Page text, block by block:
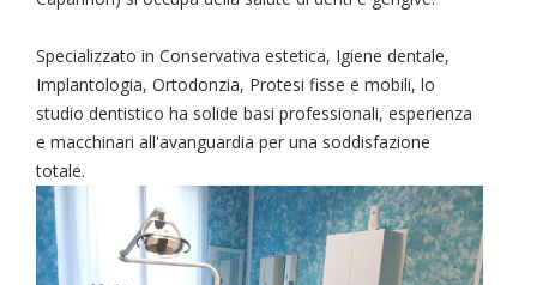
Specializzato in Conservativa estetica, Igiene dentale,
Implantologia, Ortodonzia, Protesi fisse e mobili, lo
studio dentistico ha solide basi professionali, esperienza
e macchinari all'avanguardia per una soddisfazione
totale.